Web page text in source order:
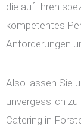
die auf Ihren
kompetentes
Anforderungen
Also lassen Sie
unvergesslich
Catering in